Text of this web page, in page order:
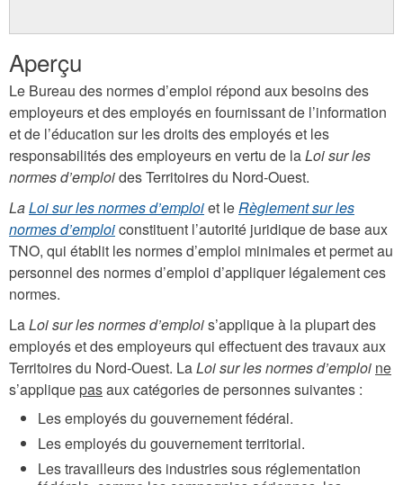
Aperçu
Le Bureau des normes d’emploi répond aux besoins des
employeurs et des employés en fournissant de l’information
et de l’éducation sur les droits des employés et les
responsabilités des employeurs en vertu de laLoi sur les
normes d’emploides Territoires du Nord-Ouest.
LaLoi sur les normes d’emploiet leRèglement sur les
normes d’emploiconstituent l’autorité juridique de base aux
TNO, qui établit les normes d’emploi minimales et permet au
personnel des normes d’emploi d’appliquer légalement ces
normes.
LaLoi sur les normes d’emplois’applique à la plupart des
employés et des employeurs qui effectuent des travaux aux
Territoires du Nord-Ouest. LaLoi sur les normes d’emploi ne
s’appliquepasaux catégories de personnes suivantes :
Les employés du gouvernement fédéral.
Les employés du gouvernement territorial.
Les travailleurs des industries sous réglementation